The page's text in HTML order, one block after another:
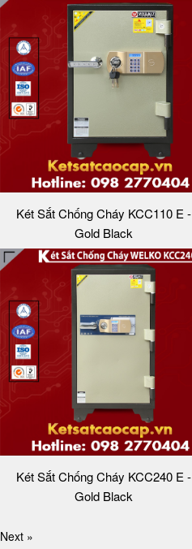
Két Sắt Chống Cháy KCC110 E -
Gold Black
Két Sắt Chống Cháy KCC240 E -
Gold Black
Next »